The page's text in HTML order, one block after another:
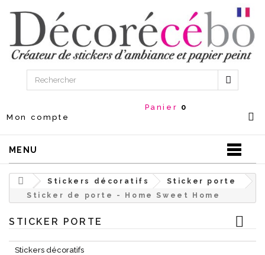
Mon compte
Panier 0
MENU
Stickers décoratifs
Sticker porte
Sticker de porte - Home Sweet Home
STICKER PORTE
Stickers décoratifs